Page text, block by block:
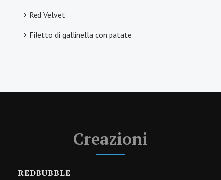
Red Velvet
Filetto di gallinella con patate
Creazioni
REDBUBBLE